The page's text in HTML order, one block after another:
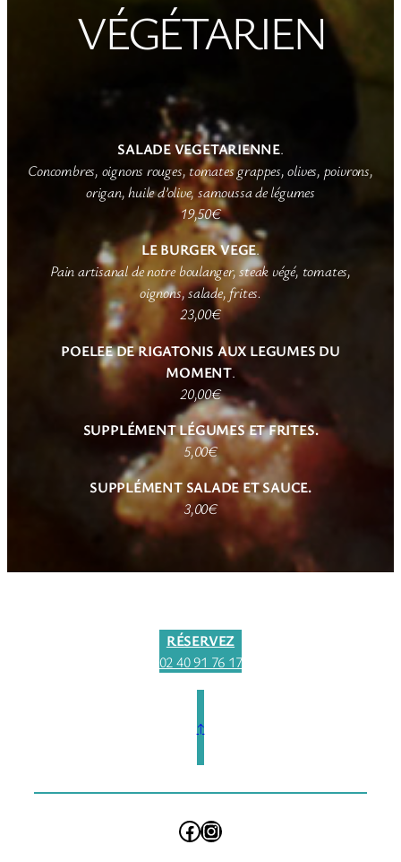
VÉGÉTARIEN
SALADE VEGETARIENNE.
Concombres, oignons rouges, tomates grappes, olives, poivrons,
origan, huile d’olive, samoussa de légumes
19,50€
LE BURGER VEGE.
Pain artisanal de notre boulanger, steak végé, tomates,
oignons, salade, frites.
23,00€
POELEE DE RIGATONIS AUX LEGUMES DU
MOMENT.
20,00€
SUPPLÉMENT LÉGUMES ET FRITES.
5,00€
SUPPLÉMENT SALADE ET SAUCE.
3,00€
RÉSERVEZ
02 40 91 76 17
↑
Facebook
Instagram